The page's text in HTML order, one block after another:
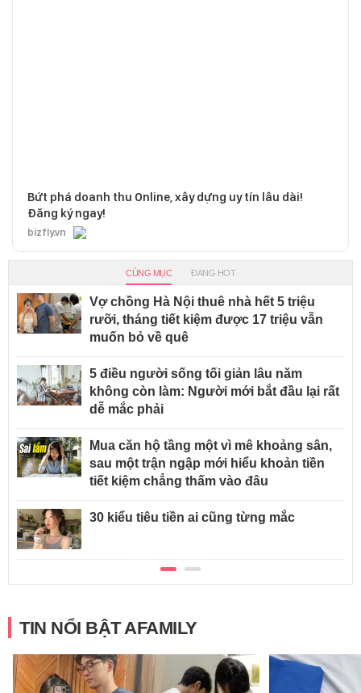
Bứt phá doanh thu Online, xây dựng uy tín lâu dài!
Đăng ký ngay!
bizfly.vn
CÙNG MỤC ĐANG HOT
Vợ chồng Hà Nội thuê nhà hết 5 triệu
rưỡi, tháng tiết kiệm được 17 triệu vẫn
muốn bỏ về quê
5 điều người sống tối giản lâu năm
không còn làm: Người mới bắt đầu lại rất
dễ mắc phải
Mua căn hộ tầng một vì mê khoảng sân,
sau một trận ngập mới hiểu khoản tiền
tiết kiệm chẳng thấm vào đâu
30 kiểu tiêu tiền ai cũng từng mắc
TIN NỔI BẬT AFAMILY